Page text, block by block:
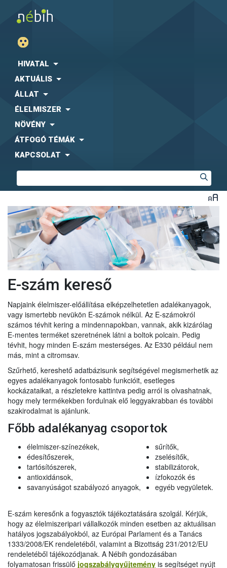
HIVATAL
AKTUÁLIS
ÁLLAT
ÉLELMISZER
NÖVÉNY
ÁTFOGÓ TÉMÁK
KAPCSOLAT
E-szám kereső
Napjaink élelmiszer-előállítása elképzelhetetlen adalékanyagok,
vagy ismertebb nevükön E-számok nélkül. Az E-számokról
számos tévhit kering a mindennapokban, vannak, akik kizárólag
E-mentes terméket szeretnének látni a boltok polcain. Pedig
tévhit, hogy minden E-szám mesterséges. Az E330 például nem
más, mint a citromsav.
Szűrhető, kereshető adatbázisunk segítségével megismerhetik az
egyes adalékanyagok fontosabb funkcióit, esetleges
kockázataikat, a részletekre kattintva pedig arról is olvashatnak,
hogy mely termékekben fordulnak elő leggyakrabban és további
szakirodalmat is ajánlunk.
Főbb adalékanyag csoportok
élelmiszer-színezékek,
édesítőszerek,
tartósítószerek,
antioxidánsok,
savanyúságot szabályozó anyagok,
sűrítők,
zselésítők,
stabilizátorok,
ízfokozók és
egyéb vegyületek.
E-szám keresőnk a fogyasztók tájékoztatására szolgál. Kérjük,
hogy az élelmiszeripari vállalkozók minden esetben az aktuálisan
hatályos jogszabályokból, az Európai Parlament és a Tanács
1333/2008/EK rendeletéből, valamint a Bizottság 231/2012/EU
rendeletéből tájékozódjanak. A Nébih gondozásában
folyamatosan frissülő jogszabálygyűjtemény is segítséget nyújt